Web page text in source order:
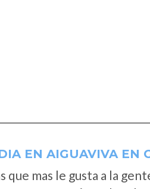
EN AIGUAVIVA EN
que mas le gusta a la